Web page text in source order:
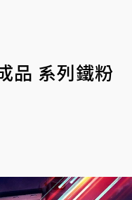
品 系列鐵粉